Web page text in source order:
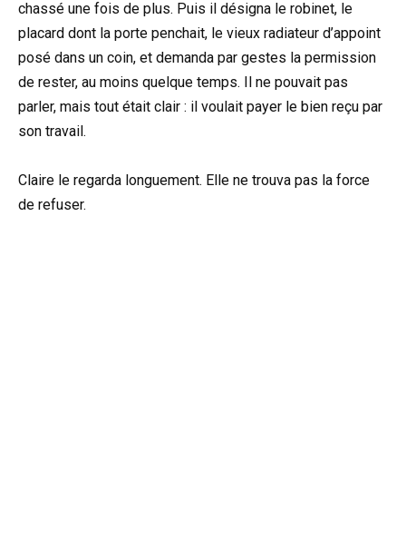
chassé une fois de plus. Puis il désigna le robinet, le
placard dont la porte penchait, le vieux radiateur d’appoint
posé dans un coin, et demanda par gestes la permission
de rester, au moins quelque temps. Il ne pouvait pas
parler, mais tout était clair : il voulait payer le bien reçu par
son travail.
Claire le regarda longuement. Elle ne trouva pas la force
de refuser.